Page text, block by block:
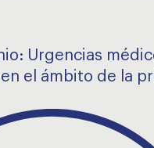
Urgencias
el ámbito de la